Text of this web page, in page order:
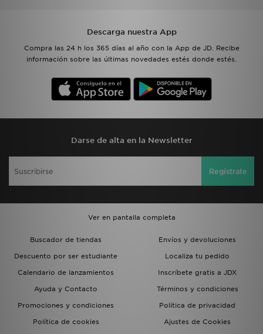
Descarga nuestra App
Compra las 24 h los 365 días al año con la App de JD. Recibe
información sobre las últimas novedades estés donde estés.
Darse de alta en la Newsletter
Regístrate
Ver en pantalla completa
Buscador de tiendas
Envíos y devoluciones
Descuento por ser estudiante
Localiza tu pedido
Calendario de lanzamientos
Inscríbete gratis a JDX
Ayuda y Contacto
Términos y condiciones
Promociones y condiciones
Política de privacidad
Política de cookies
Ajustes de Cookies